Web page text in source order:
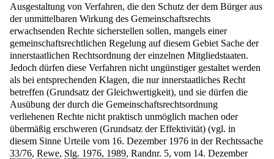
Ausgestaltung von Verfahren, die den Schutz der dem Bürger aus
der unmittelbaren Wirkung des Gemeinschaftsrechts
erwachsenden Rechte sicherstellen sollen, mangels einer
gemeinschaftsrechtlichen Regelung auf diesem Gebiet Sache der
innerstaatlichen Rechtsordnung der einzelnen Mitgliedstaaten.
Jedoch dürfen diese Verfahren nicht ungünstiger gestaltet werden
als bei entsprechenden Klagen, die nur innerstaatliches Recht
betreffen (Grundsatz der Gleichwertigkeit), und sie dürfen die
Ausübung der durch die Gemeinschaftsrechtsordnung
verliehenen Rechte nicht praktisch unmöglich machen oder
übermäßig erschweren (Grundsatz der Effektivität) (vgl. in
diesem Sinne Urteile vom 16. Dezember 1976 in der Rechtssache
33/76, Rewe, Slg. 1976, 1989, Randnr. 5, vom 14. Dezember